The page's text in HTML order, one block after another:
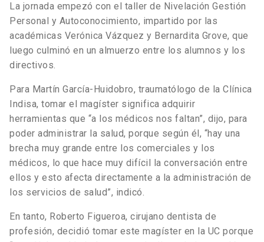
La jornada empezó con el taller de Nivelación Gestión
Personal y Autoconocimiento, impartido por las
académicas Verónica Vázquez y Bernardita Grove, que
luego culminó en un almuerzo entre los alumnos y los
directivos.
Para Martín García-Huidobro, traumatólogo de la Clínica
Indisa, tomar el magíster significa adquirir
herramientas que “a los médicos nos faltan”, dijo, para
poder administrar la salud, porque según él, “hay una
brecha muy grande entre los comerciales y los
médicos, lo que hace muy difícil la conversación entre
ellos y esto afecta directamente a la administración de
los servicios de salud”, indicó.
En tanto, Roberto Figueroa, cirujano dentista de
profesión, decidió tomar este magíster en la UC porque